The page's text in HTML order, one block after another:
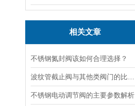
相关文章
不锈钢氮封阀该如何合理选择？
不锈钢电动调节阀的主要参数解析